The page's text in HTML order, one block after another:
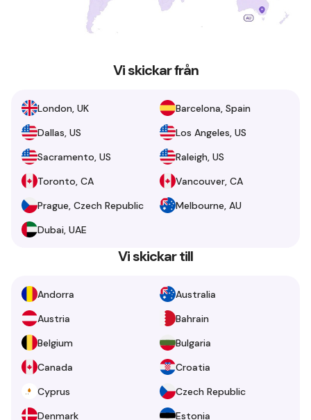
Vi skickar från
London, UK
Barcelona, Spain
Dallas, US
Los Angeles, US
Sacramento, US
Raleigh, US
Toronto, CA
Vancouver, CA
Prague, Czech Republic
Melbourne, AU
Dubai, UAE
Vi skickar till
Andorra
Australia
Austria
Bahrain
Belgium
Bulgaria
Canada
Croatia
Cyprus
Czech Republic
Denmark
Estonia